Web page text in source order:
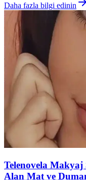
Daha fazla bilgi edinin
Telenovela
Alan Mat ve